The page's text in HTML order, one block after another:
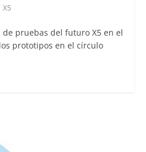
X5
de pruebas del futuro X5 en el
prototipos en el círculo